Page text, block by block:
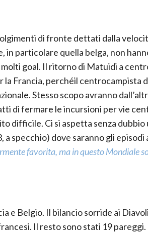
di fronte dettati dalla
in particolare quella belga, non
goal. Il ritorno di Matuidi a
Francia, perchéil centrocampista
Stesso scopo avranno
di fermare le incursioni per vie
difficile. Ci si aspetta senza dubbio
specchio) dove saranno gli episodi
favorita, ma in questo Mondiale
e Belgio. Il bilancio sorride ai
Il resto sono stati 19 pareggi.